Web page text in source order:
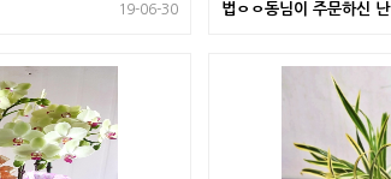
19-06-30 법ㅇㅇ동님이 주문하신 난